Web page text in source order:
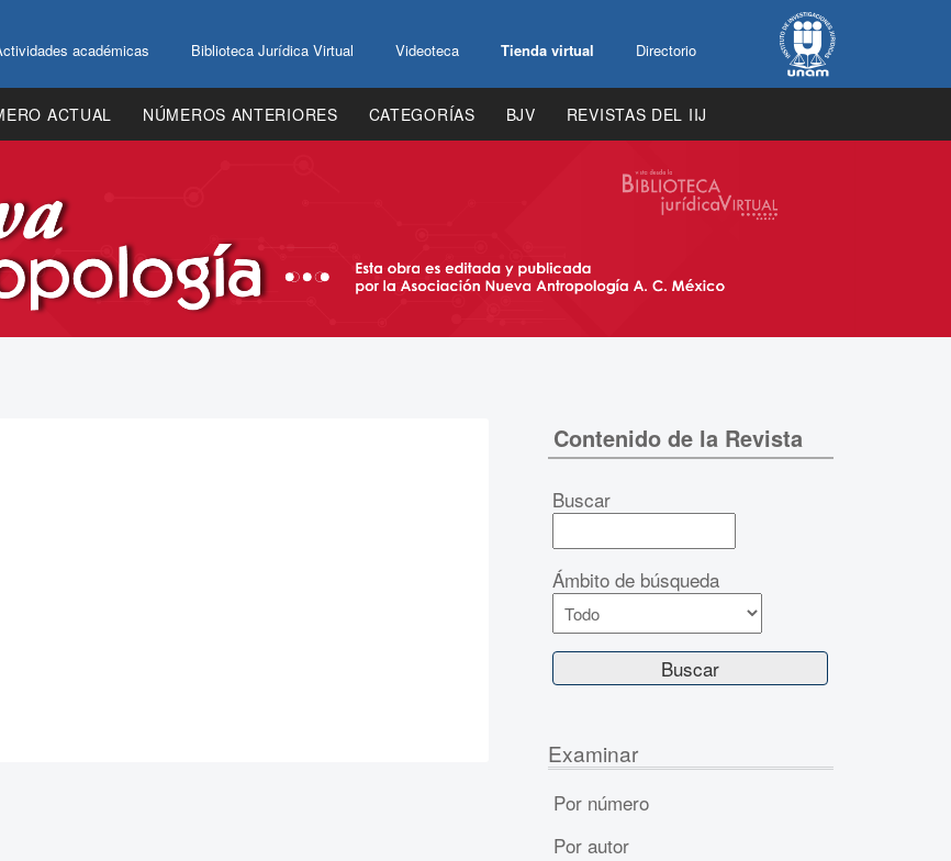
académicas Biblioteca Jurídica Virtual Videoteca Tienda virtual Directorio
ACTUAL NÚMEROS ANTERIORES CATEGORÍAS BJV REVISTAS DEL IIJ
Contenido de la Revista
Buscar
Ámbito de búsqueda
Examinar
Por número
Por autor